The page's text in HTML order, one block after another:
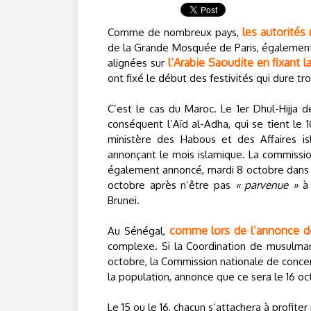
Comme de nombreux pays,les autorités
de la Grande Mosquée de Paris,
alignées sur l’Arabie Saoudite en fixant
ont fixé le début des festivités qui dure
C’est le cas du Maroc. Le 1er Dhul-Hijja
conséquent l’Aïd al-Adha, qui se tient le
ministère des Habous et des Affaires
annonçant le mois islamique. La
également annoncé, mardi 8 octobre
octobre après n’être pas « parvenue »à
Brunei.
Au Sénégal, comme lors de l’annonce
complexe. Si la Coordination de
octobre, la Commission nationale de
la population, annonce que ce sera le 16
Le 15 ou le 16, chacun s’attachera à